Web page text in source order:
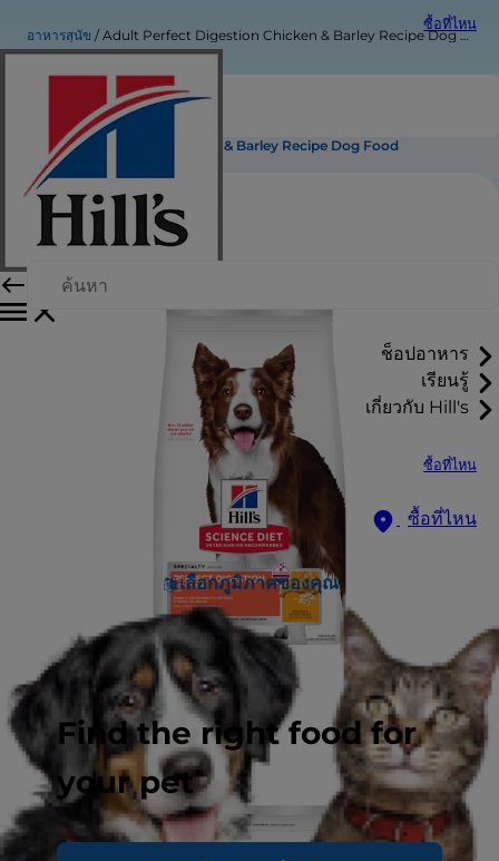
ซื้อที่ไหน
ช็อปอาหาร
เรียนรู้
เกี่ยวกับ Hill's
ซื้อที่ไหน
ซื้อที่ไหน
เลือกภูมิภาคของคุณ
Find the right food for
your pet
อาหารสุนัข Adult Perfect Digestion Chicken & Barley Recipe Dog Food
Adult Perfect Digestion Chicken & Barley Recipe Dog Food